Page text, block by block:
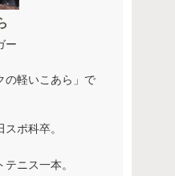
ー
の軽いこあら」で
ポ科卒。
ニス一本。